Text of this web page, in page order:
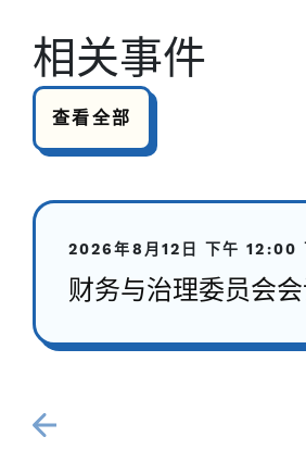
相关事件
查看全部
2026年8月12日 下午 12:00
财务与治理委员会